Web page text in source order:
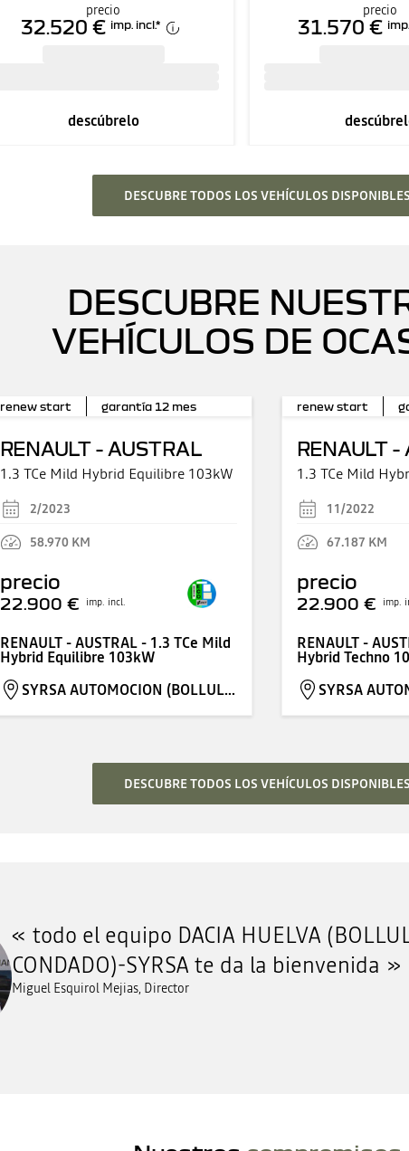
precio
32.520 € imp. incl.*
descúbrelo
precio
31.570 €
DESCUBRE TODOS LOS VEHÍCULOS DISPONIBLES
DESCUBRE
VEHÍCULOS DE
renew start garantía 12 mes
RENAULT - AUSTRAL
1.3 TCe Mild Hybrid Equilibre 103kW
2/2023
58.970 KM
precio
22.900 € imp. incl.
RENAULT - AUSTRAL - 1.3 TCe Mild
Hybrid Equilibre 103kW
SYRSA AUTOMOCION (BOLLULLOS)
renew start
RENAULT -
1.3 TCe Mild
11/2022
67.187 KM
precio
22.900 € imp.
RENAULT -
Hybrid Techno
SYRSA
DESCUBRE TODOS LOS VEHÍCULOS DISPONIBLES
todo el equipo DACIA HUELVA
CONDADO)-SYRSA te da la bienvenida
Miguel Esquirol Mejias, Director